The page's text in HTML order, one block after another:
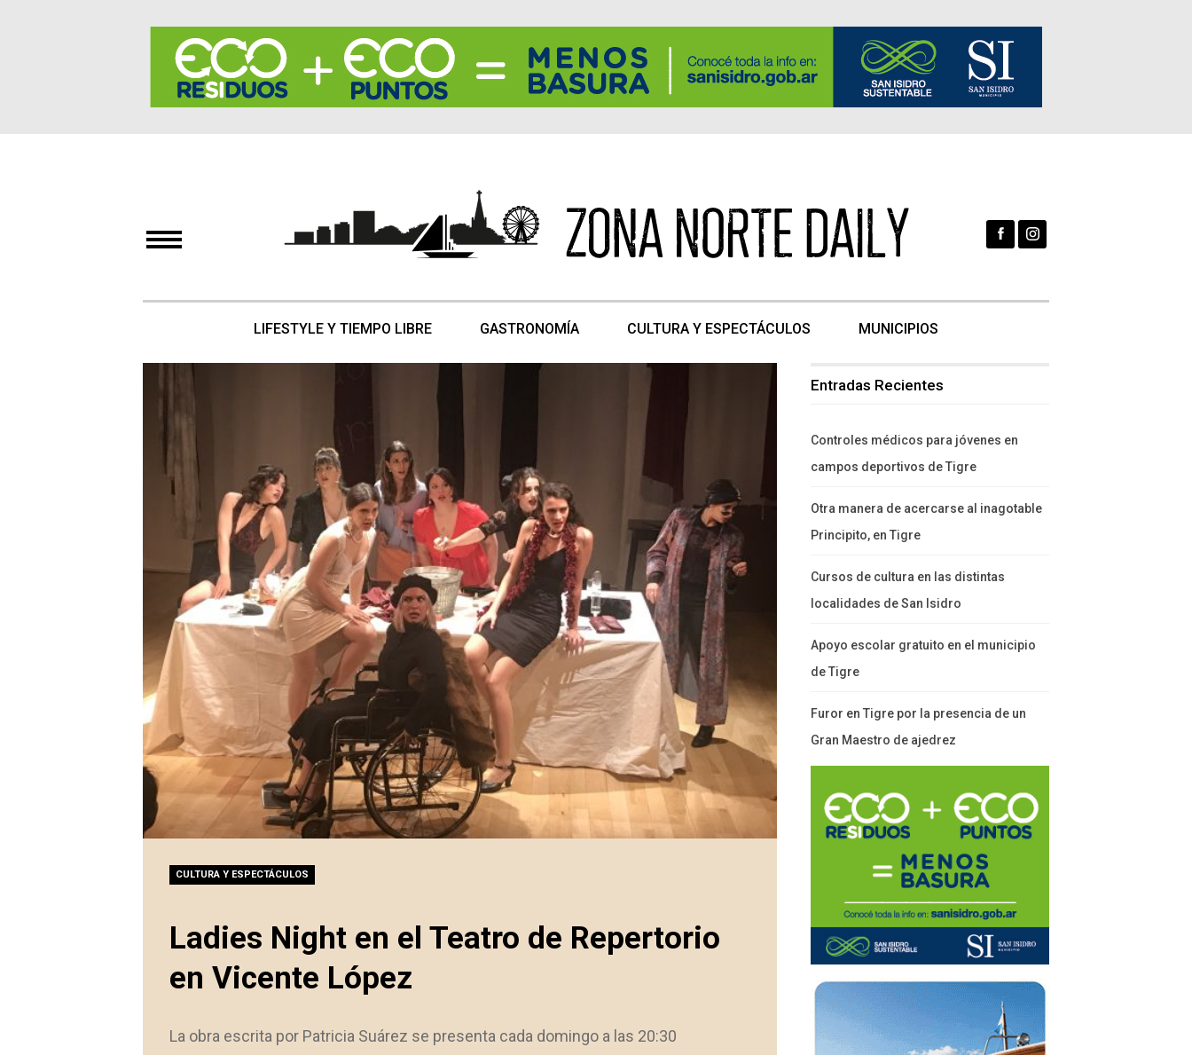
LIFESTYLE Y TIEMPO LIBRE GASTRONOMÍA CULTURA Y ESPECTÁCULOS MUNICIPIOS
CULTURA Y ESPECTÁCULOS
Ladies Night en el Teatro de Repertorio
en Vicente López
La obra escrita por Patricia Suárez se presenta cada domingo a las 20:30
Entradas Recientes
Controles médicos para jóvenes en
campos deportivos de Tigre
Otra manera de acercarse al inagotable
Principito, en Tigre
Cursos de cultura en las distintas
localidades de San Isidro
Apoyo escolar gratuito en el municipio
de Tigre
Furor en Tigre por la presencia de un
Gran Maestro de ajedrez